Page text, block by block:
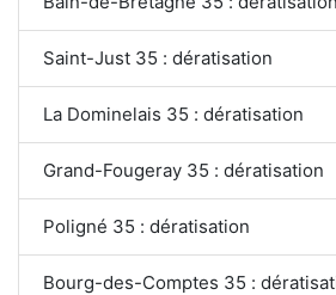
Saint-Just 35 : dératisation
La Dominelais 35 : dératisation
Grand-Fougeray 35 : dératisation
Poligné 35 : dératisation
Bourg-des-Comptes 35 :